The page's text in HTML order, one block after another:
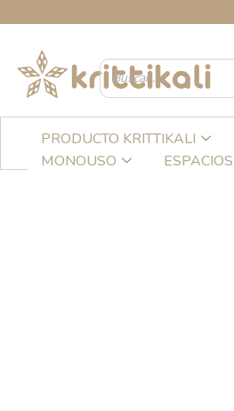
contenido
PRODUCTO KRITTIKALI
MONOUSO
ESPACIOS